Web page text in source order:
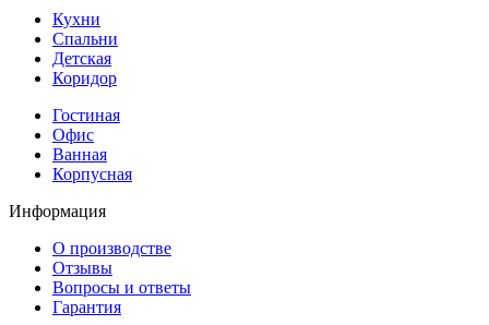
Кухни
Спальни
Детская
Коридор
Гостиная
Офис
Ванная
Корпусная
Информация
О производстве
Отзывы
Вопросы и ответы
Гарантия